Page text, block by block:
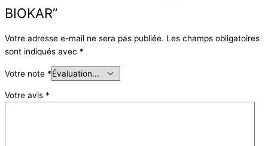
BIOKAR”
Votre adresse e-mail ne sera pas publiée. Les champs obligatoires
sont indiqués avec *
Votre note *
Votre avis *